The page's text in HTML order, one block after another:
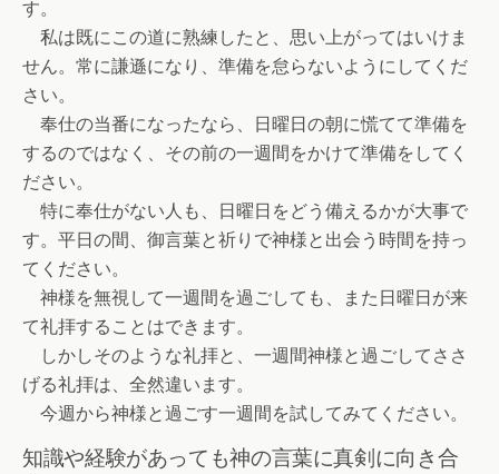
す。
私は既にこの道に熟練したと、思い上がってはいけま
せん。常に謙遜になり、準備を怠らないようにしてくだ
さい。
奉仕の当番になったなら、日曜日の朝に慌てて準備を
するのではなく、その前の一週間をかけて準備をしてく
ださい。
特に奉仕がない人も、日曜日をどう備えるかが大事で
す。平日の間、御言葉と祈りで神様と出会う時間を持っ
てください。
神様を無視して一週間を過ごしても、また日曜日が来
て礼拝することはできます。
しかしそのような礼拝と、一週間神様と過ごしてささ
げる礼拝は、全然違います。
今週から神様と過ごす一週間を試してみてください。
知識や経験があっても神の言葉に真剣に向き合